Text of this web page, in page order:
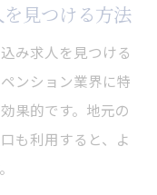
見つける方法
み求人を見つける
ンション業界に特
果的です。地元の
も利用すると、よ